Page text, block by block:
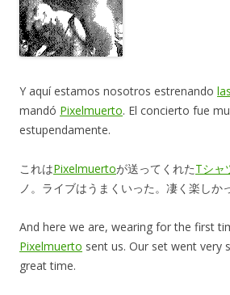
Y aquí estamos nosotros estrenando
mandó Pixelmuerto. El concierto fue
estupendamente.
これはPixelmuertoが送ってくれたTシャ
ノ。ライブはうまくいった。凄く楽しか
And here we are, wearing for the first
Pixelmuerto sent us. Our set went very
great time.